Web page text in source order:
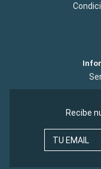
Recibe
TU EMAIL